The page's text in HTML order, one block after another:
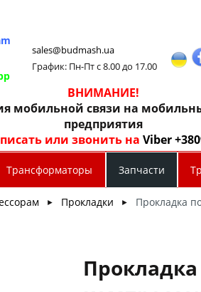
sales@budmash.ua
График: Пн-Пт с 8.00 до 17.00
ВНИМАНИЕ!
мобильной связи на
предприятия
или звонить наViber
Трансформаторы Запчасти
► Прокладки ► Прокладка